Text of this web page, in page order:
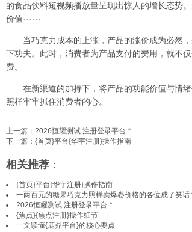
的食品饮料短视频播放量呈现出惊人的增长态势
价值······
当巧克力成本的上涨，产品的涨价成为必然，
下功夫。此时，消费者为产品支付的费用，就不
费。
在新渠道的加持下，将产品的功能价值与情绪
照样牢牢抓住消费者的心。
上一篇： 2026恒耀测试 注册登录平台＂
下一篇： {首页}平台{华宇注册}操作指南
相关推荐 ：
{首页}平台{华宇注册}操作指南
一两百元的糖果巧克力照样卖爆卷价格的各位成了笑话
2026恒耀测试 注册登录平台＂
{焦点}{焦点注册}操作细节
一文读懂{鹿鼎平台}的核心要点